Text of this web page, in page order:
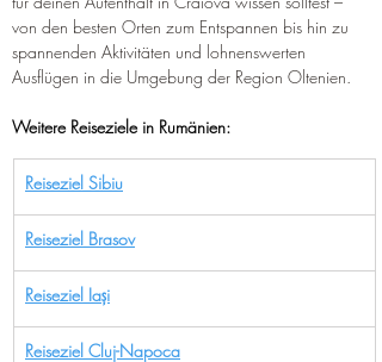
von den besten Orten zum Entspannen bis hin zu
spannenden Aktivitäten und lohnenswerten
Ausflügen in die Umgebung der Region Oltenien.
Weitere Reiseziele in Rumänien:
Reiseziel Sibiu
Reiseziel Brasov
Reiseziel Iași
Reiseziel Cluj-Napoca